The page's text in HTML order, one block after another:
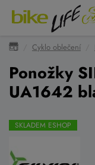
Cyklo oblečení
Ponožky
UA1642
SKLADEM ESHOP